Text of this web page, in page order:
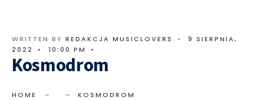
WRITTEN BY REDAKCJA MUSICLOVERS •
9 SIERPNIA,
2022
• 10:00 PM •
Kosmodrom
HOME KOSMODROM